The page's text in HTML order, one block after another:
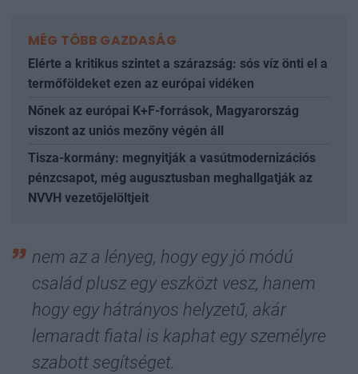
MÉG TÖBB GAZDASÁG
Elérte a kritikus szintet a szárazság: sós víz önti el a
termőföldeket ezen az európai vidéken
Nőnek az európai K+F-források, Magyarország
viszont az uniós mezőny végén áll
Tisza-kormány: megnyitják a vasútmodernizációs
pénzcsapot, még augusztusban meghallgatják az
NVVH vezetőjelöltjeit
nem az a lényeg, hogy egy jó módú
család plusz egy eszközt vesz, hanem
hogy egy hátrányos helyzetű, akár
lemaradt fiatal is kaphat egy személyre
szabott segítséget.